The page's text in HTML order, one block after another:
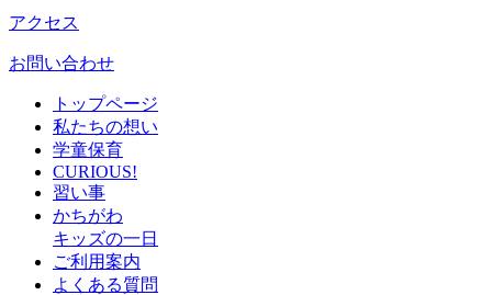
アクセス
お問い合わせ
トップページ
私たちの想い
学童保育
CURIOUS!
習い事
かちがわ
キッズの一日
ご利用案内
よくある質問